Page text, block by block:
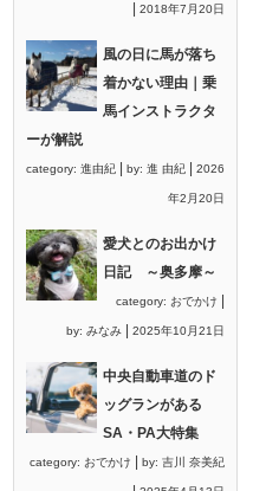
2018年7月20日
風の日に馬が落ち
着かない理由｜乗
馬インストラクタ
ーが解説
category: 進由紀 by: 進 由紀 2026
年2月20日
愛犬とのお出かけ
日記 ～奥多摩～
category: おでかけ
by: みなみ 2025年10月21日
中央自動車道のド
ッグランがある
SA・PA大特集
category: おでかけ by: 吉川 奈美紀